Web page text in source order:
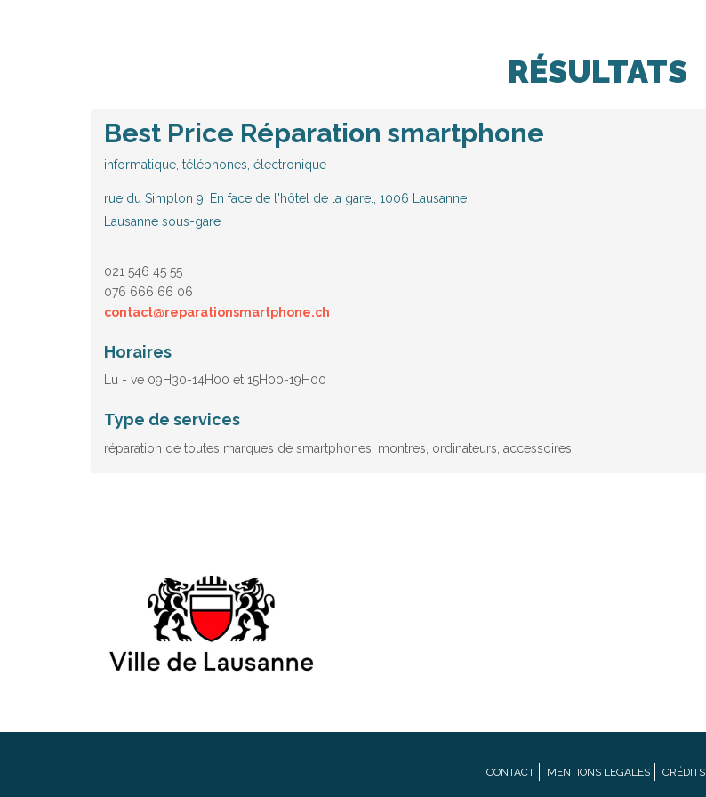
RÉSULTATS
Best Price Réparation smartphone
informatique, téléphones, électronique
rue du Simplon 9, En face de l'hôtel de la gare., 1006 Lausanne
Lausanne sous-gare
021 546 45 55
076 666 66 06
contact@reparationsmartphone.ch
Horaires
Lu - ve 09H30-14H00 et 15H00-19H00
Type de services
réparation de toutes marques de smartphones, montres, ordinateurs, accessoires
CONTACT MENTIONS LÉGALES CRÉDITS